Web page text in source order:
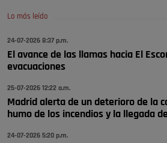
Pozuelo de Alarcón
🔴 EXCLUSIVA | El
Lo más leído
24-07-2026 8:37 p.m.
El avance de las llamas hacia El
evacuaciones
25-07-2026 12:22 a.m.
Madrid alerta de un deterioro de la
humo de los incendios y la llegada
24-07-2026 5:20 p.m.